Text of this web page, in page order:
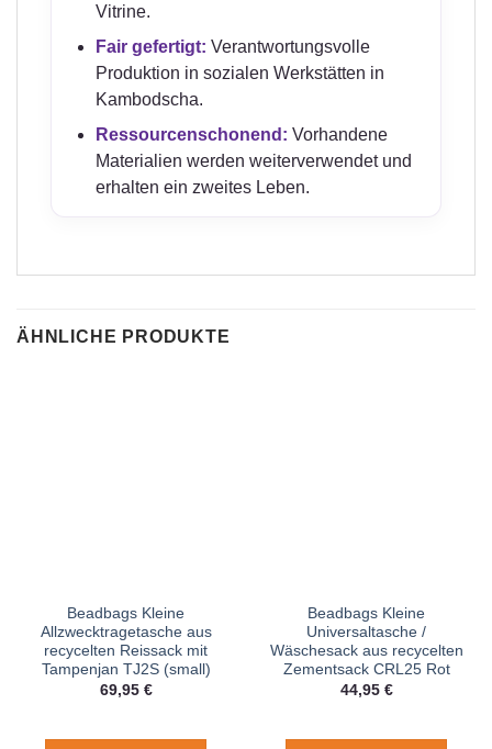
Vitrine.
Fair gefertigt: Verantwortungsvolle
Produktion in sozialen Werkstätten in
Kambodscha.
Ressourcenschonend: Vorhandene
Materialien werden weiterverwendet und
erhalten ein zweites Leben.
ÄHNLICHE PRODUKTE
Beadbags Kleine
Allzwecktragetasche aus
recycelten Reissack mit
Tampenjan TJ2S (small)
69,95 €
Beadbags Kleine
Universaltasche /
Wäschesack aus recycelten
Zementsack CRL25 Rot
44,95 €